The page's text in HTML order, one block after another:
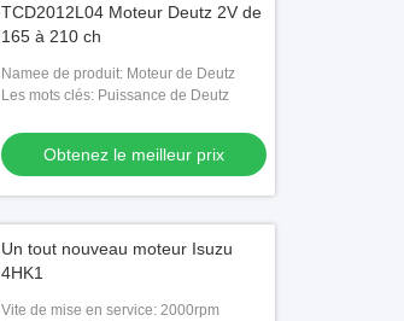
TCD2012L04 Moteur Deutz 2V de
165 à 210 ch
Namee de produit: Moteur de Deutz
Les mots clés: Puissance de Deutz
Obtenez le meilleur prix
Un tout nouveau moteur Isuzu
4HK1
Vite de mise en service: 2000rpm